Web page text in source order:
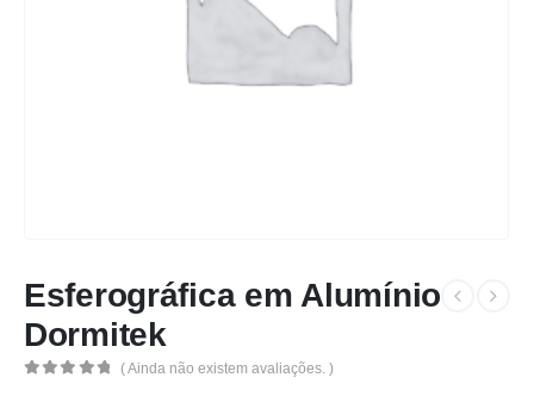
Esferográfica em Alumínio
Dormitek
( Ainda não existem avaliações. )